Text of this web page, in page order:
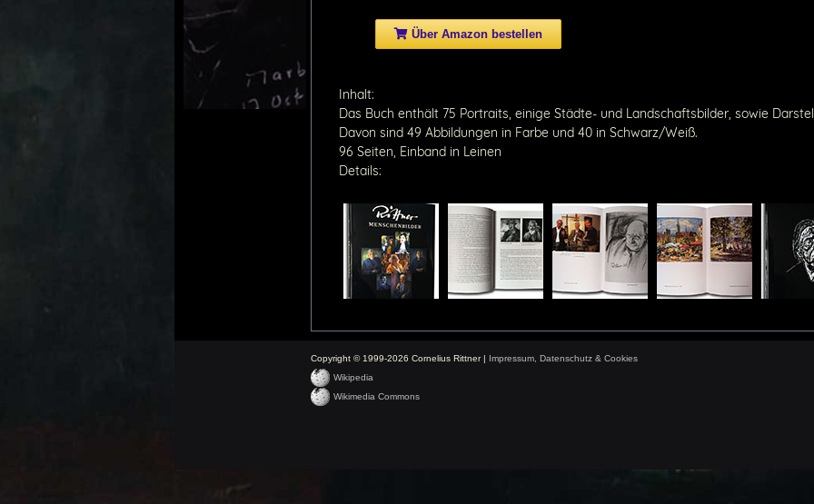
Über Amazon bestellen
Inhalt:
Das Buch enthält 75 Portraits, einige Städte- und Landschaftsbilder, sowie
Davon sind 49 Abbildungen in Farbe und 40 in Schwarz/Weiß.
96 Seiten, Einband in Leinen
Details:
Copyright © 1999-2026 Cornelius Rittner | Impressum, Datenschutz & Cookies
Wikipedia
Wikimedia Commons